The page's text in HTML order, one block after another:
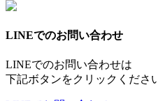
LINEでのお問い合わせ
LINEでのお問い合わせは
下記ボタンをクリックくださ